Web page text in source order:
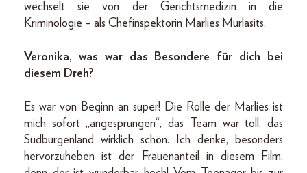
wechselt sie von der Gerichtsmedizin in die
Kriminologie – als Chefinspektorin Marlies Murlasits.
Veronika, was war das Besondere für dich bei
diesem Dreh?
Es war von Beginn an super! Die Rolle der Marlies ist
mich sofort „angesprungen“, das Team war toll, das
Südburgenland wirklich schön. Ich denke, besonders
hervorzuheben ist der Frauenanteil in diesem Film,